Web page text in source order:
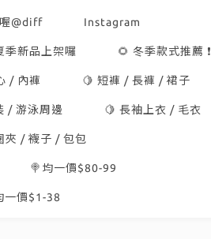
@diff Instagram
季新品上架囉 🌻 冬季款式推薦 ❗
/ 內褲 🍋 短褲 / 長褲 / 裙子
/ 游泳周邊 🍋 長袖上衣 / 毛衣
夾 / 襪子 / 包包
🍭均一價$80-99
一價$1-38